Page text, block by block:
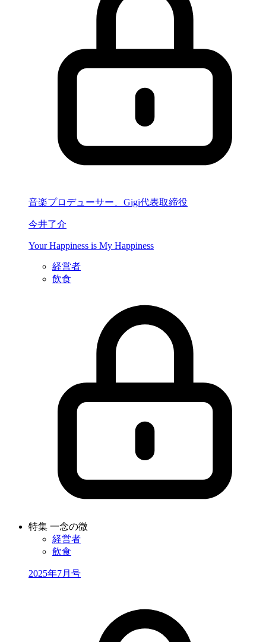
音楽プロデューサー、Gigi代表取締役
今井了介
Your Happiness is My Happiness
経営者
飲食
特集 一念の微
経営者
飲食
2025年7月号